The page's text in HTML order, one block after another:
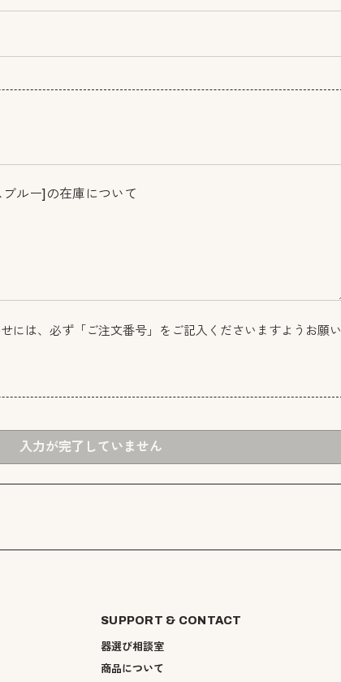
には、必ず「ご注文番号」をご記入くださいますようお願い
入力が完了していません
SUPPORT & CONTACT
器選び相談室
商品について